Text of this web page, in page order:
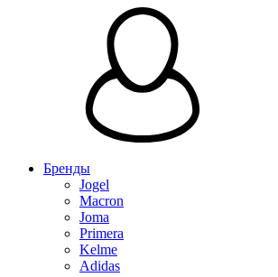
Бренды
Jogel
Macron
Joma
Primera
Kelme
Adidas